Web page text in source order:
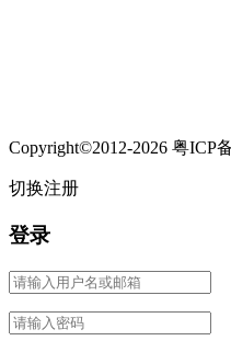
Copyright©2012-2026 粤ICP
切换注册
登录